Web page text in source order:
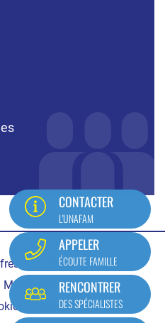
CONTACTER
L'UNAFAM
APPELER
ÉCOUTE FAMILLE
RENCONTRER
DES SPÉCIALISTES
d'emploi
Contact
Mentions légales
Mon compte